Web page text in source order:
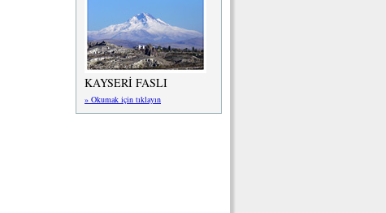
KAYSERİ FASLI
» Okumak için tıklayın